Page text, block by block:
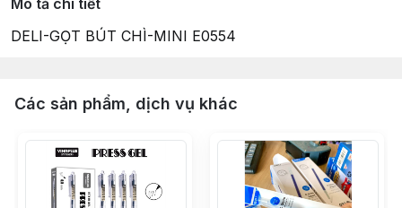
Mô tả chi tiết
DELI-GỌT BÚT CHÌ-MINI E0554
Các sản phẩm, dịch vụ khác